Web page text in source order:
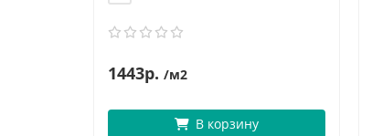
1443р. /м2
В корзину